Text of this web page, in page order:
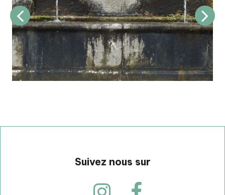
Suivez nous sur